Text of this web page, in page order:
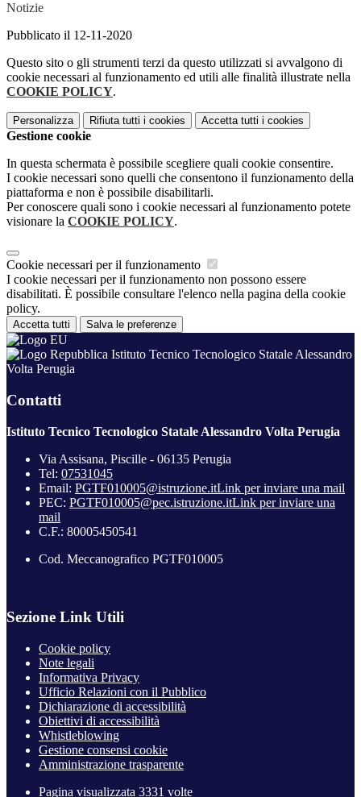
Notizie
Pubblicato il 12-11-2020
Questo sito o gli strumenti terzi da questo utilizzati si avvalgono di
cookie necessari al funzionamento ed utili alle finalità illustrate nella
COOKIE POLICY.
Personalizza Rifiuta tutti i cookies Accetta tutti i cookies
Gestione cookie
In questa schermata è possibile scegliere quali cookie consentire.
I cookie necessari sono quelli che consentono il funzionamento della
piattaforma e non è possibile disabilitarli.
Per conoscere quali sono i cookie necessari al funzionamento potete
visionare la COOKIE POLICY.
Cookie necessari per il funzionamento
I cookie necessari per il funzionamento non possono essere
disabilitati. È possibile consultare l'elenco nella pagina della cookie
policy.
Accetta tutti Salva le preferenze
Istituto Tecnico Tecnologico Statale Alessandro
Volta Perugia
Contatti
Istituto Tecnico Tecnologico Statale Alessandro Volta Perugia
Via Assisana, Piscille - 06135 Perugia
Tel: 07531045
Email: PGTF010005@istruzione.itLink per inviare una mail
PEC: PGTF010005@pec.istruzione.itLink per inviare una
mail
C.F.: 80005450541
Cod. Meccanografico PGTF010005
Sezione Link Utili
Cookie policy
Note legali
Informativa Privacy
Ufficio Relazioni con il Pubblico
Dichiarazione di accessibilità
Obiettivi di accessibilità
Whistleblowing
Gestione consensi cookie
Amministrazione trasparente
Pagina visualizzata 3331 volte